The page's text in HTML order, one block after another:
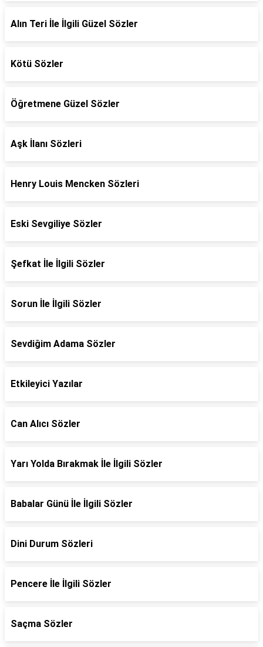
Alın Teri İle İlgili Güzel Sözler
Kötü Sözler
Öğretmene Güzel Sözler
Aşk İlanı Sözleri
Henry Louis Mencken Sözleri
Eski Sevgiliye Sözler
Şefkat İle İlgili Sözler
Sorun İle İlgili Sözler
Sevdiğim Adama Sözler
Etkileyici Yazılar
Can Alıcı Sözler
Yarı Yolda Bırakmak İle İlgili Sözler
Babalar Günü İle İlgili Sözler
Dini Durum Sözleri
Pencere İle İlgili Sözler
Saçma Sözler